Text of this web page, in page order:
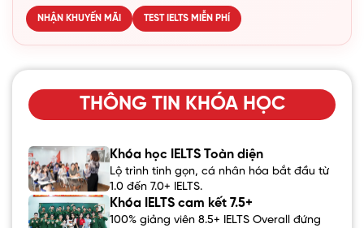
NHẬN KHUYẾN MÃI TEST IELTS MIỄN PHÍ
THÔNG TIN KHÓA HỌC
Khóa học IELTS Toàn diện
Lộ trình tinh gọn, cá nhân hóa bắt đầu từ
1.0 đến 7.0+ IELTS.
Khóa IELTS cam kết 7.5+
100% giảng viên 8.5+ IELTS Overall đứng